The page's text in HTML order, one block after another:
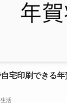
宅印刷できる
活